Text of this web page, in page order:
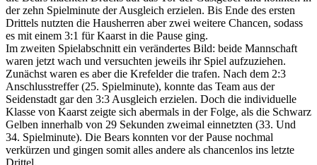
der zehn Spielminute der Ausgleich erzielen. Bis Ende des ersten
Drittels nutzten die Hausherren aber zwei weitere Chancen, sodass
es mit einem 3:1 für Kaarst in die Pause ging.
Im zweiten Spielabschnitt ein verändertes Bild: beide Mannschaft
waren jetzt wach und versuchten jeweils ihr Spiel aufzuziehen.
Zunächst waren es aber die Krefelder die trafen. Nach dem 2:3
Anschlusstreffer (25. Spielminute), konnte das Team aus der
Seidenstadt gar den 3:3 Ausgleich erzielen. Doch die individuelle
Klasse von Kaarst zeigte sich abermals in der Folge, als die Schwarz
Gelben innerhalb von 29 Sekunden zweimal einnetzten (33. Und
34. Spielminute). Die Bears konnten vor der Pause nochmal
verkürzen und gingen somit alles andere als chancenlos ins letzte
Drittel.